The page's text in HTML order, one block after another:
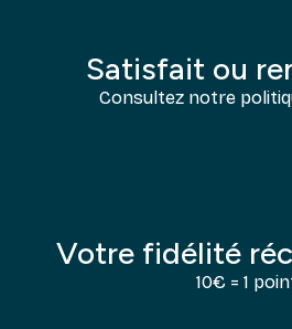
Satisfait ou
Consultez notre
Votre fidélité
10€ = 1